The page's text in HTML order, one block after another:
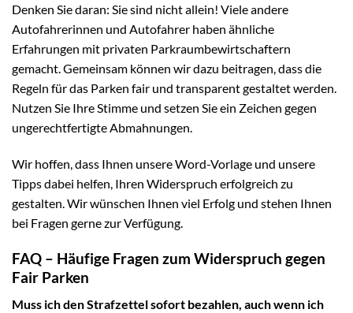
Denken Sie daran: Sie sind nicht allein! Viele andere
Autofahrerinnen und Autofahrer haben ähnliche
Erfahrungen mit privaten Parkraumbewirtschaftern
gemacht. Gemeinsam können wir dazu beitragen, dass die
Regeln für das Parken fair und transparent gestaltet werden.
Nutzen Sie Ihre Stimme und setzen Sie ein Zeichen gegen
ungerechtfertigte Abmahnungen.
Wir hoffen, dass Ihnen unsere Word-Vorlage und unsere
Tipps dabei helfen, Ihren Widerspruch erfolgreich zu
gestalten. Wir wünschen Ihnen viel Erfolg und stehen Ihnen
bei Fragen gerne zur Verfügung.
FAQ – Häufige Fragen zum Widerspruch gegen
Fair Parken
Muss ich den Strafzettel sofort bezahlen, auch wenn ich